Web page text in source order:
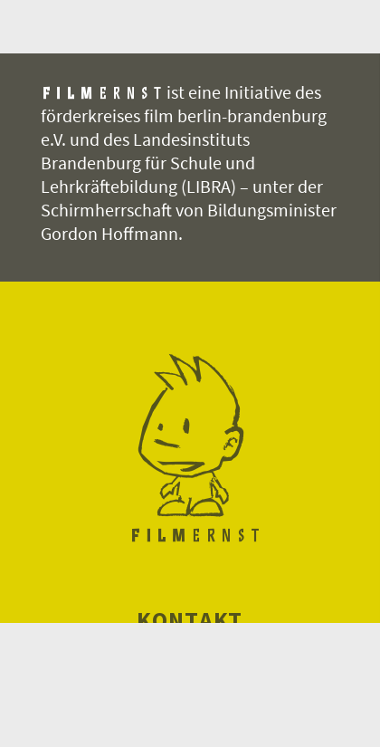
ist eine Initiative des
förderkreises film berlin-brandenburg
e.V. und des Landesinstituts
Brandenburg für Schule und
Lehrkräftebildung (LIBRA) – unter der
Schirmherrschaft von Bildungsminister
Gordon Hoffmann.
KONTAKT